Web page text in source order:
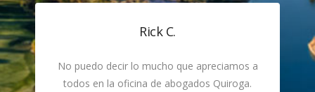
Rick C.
No puedo decir lo mucho que apreciamos a
todos en la oficina de abogados Quiroga.